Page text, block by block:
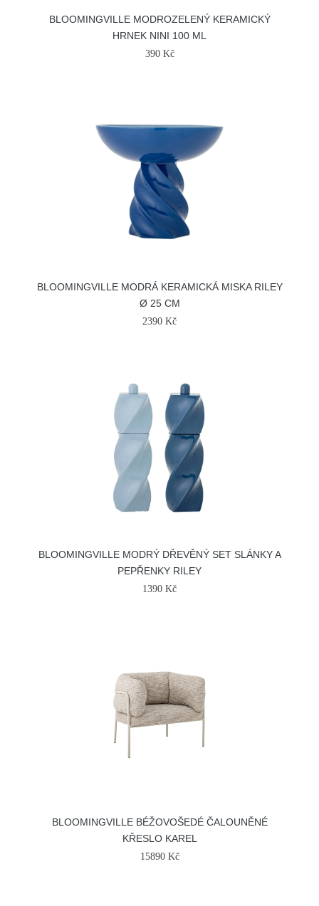
BLOOMINGVILLE MODROZELENÝ KERAMICKÝ
HRNEK NINI 100 ML
390 Kč
BLOOMINGVILLE MODRÁ KERAMICKÁ MISKA RILEY
Ø 25 CM
2390 Kč
BLOOMINGVILLE MODRÝ DŘEVĚNÝ SET SLÁNKY A
PEPŘENKY RILEY
1390 Kč
BLOOMINGVILLE BÉŽOVOŠEDÉ ČALOUNĚNÉ
KŘESLO KAREL
15890 Kč